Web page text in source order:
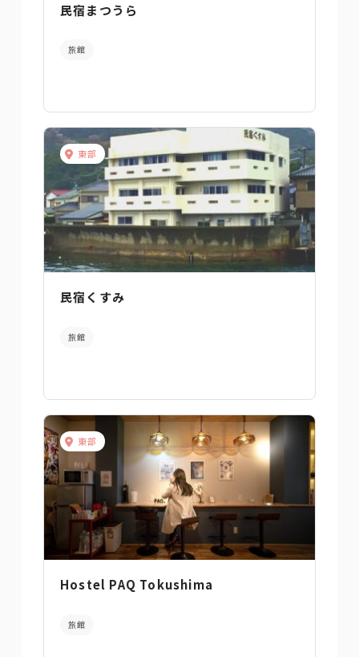
民宿まつうら
旅館
東部
民宿くすみ
旅館
東部
Hostel PAQ Tokushima
旅館